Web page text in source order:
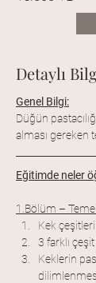
Detaylı
Genel Bilgi:
Düğün
alması gereken
Eğitimde neler
1.Bölüm –
Kek
3 farklı çeşit
Keklerin